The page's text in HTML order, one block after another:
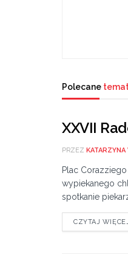
Polecane
XXVII
PRZEZ
Plac
wypiekanego
spotkanie
CZYTAJ